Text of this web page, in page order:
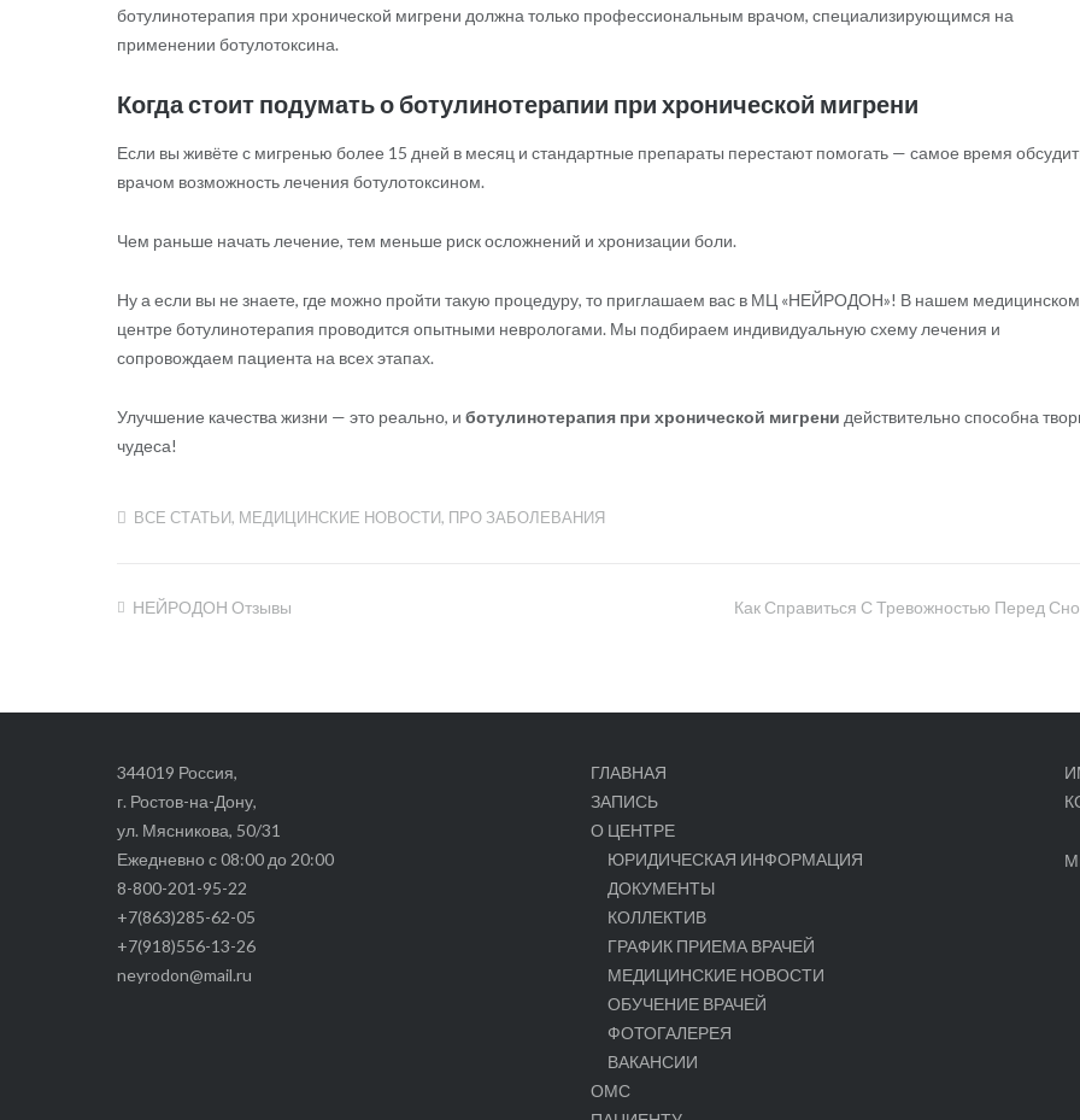
ботулинотерапия при хронической мигрени должна только профессиональным врачом, специализирующимся на
применении ботулотоксина.
Когда стоит подумать о ботулинотерапии при хронической мигрени
Если вы живёте с мигренью более 15 дней в месяц и стандартные препараты перестают помогать — самое время
врачом возможность лечения ботулотоксином.
Чем раньше начать лечение, тем меньше риск осложнений и хронизации боли.
Ну а если вы не знаете, где можно пройти такую процедуру, то приглашаем вас в МЦ «НЕЙРОДОН»! В нашем медицинском
центре ботулинотерапия проводится опытными неврологами. Мы подбираем индивидуальную схему лечения и
сопровождаем пациента на всех этапах.
Улучшение качества жизни — это реально, и ботулинотерапия при хронической мигрени действительно способна
чудеса!
ВСЕ СТАТЬИ, МЕДИЦИНСКИЕ НОВОСТИ, ПРО ЗАБОЛЕВАНИЯ
Навигация
НЕЙРОДОН Отзывы Как Справиться С Тревожностью Перед
344019 Россия,
г. Ростов-на-Дону,
ул. Мясникова, 50/31
Ежедневно с 08:00 до 20:00
8-800-201-95-22
+7(863)285-62-05
+7(918)556-13-26
neyrodon@mail.ru
ГЛАВНАЯ
ЗАПИСЬ
О ЦЕНТРЕ
ЮРИДИЧЕСКАЯ ИНФОРМАЦИЯ
ДОКУМЕНТЫ
КОЛЛЕКТИВ
ГРАФИК ПРИЕМА ВРАЧЕЙ
МЕДИЦИНСКИЕ НОВОСТИ
ОБУЧЕНИЕ ВРАЧЕЙ
ФОТОГАЛЕРЕЯ
ВАКАНСИИ
ОМС